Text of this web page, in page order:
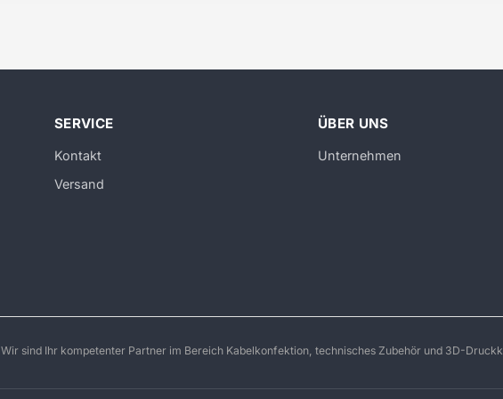
SERVICE
Kontakt
Versand
ÜBER UNS
Unternehmen
Wir sind Ihr kompetenter Partner im Bereich Kabelkonfektion, technisches Zubehör und 3D-